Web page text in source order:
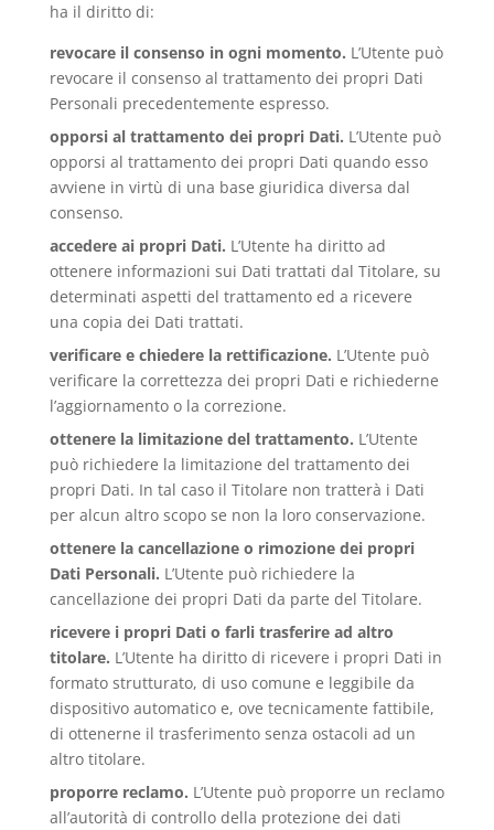
ha il diritto di:
revocare il consenso in ogni momento. L’Utente può
revocare il consenso al trattamento dei propri Dati
Personali precedentemente espresso.
opporsi al trattamento dei propri Dati. L’Utente può
opporsi al trattamento dei propri Dati quando esso
avviene in virtù di una base giuridica diversa dal
consenso.
accedere ai propri Dati. L’Utente ha diritto ad
ottenere informazioni sui Dati trattati dal Titolare, su
determinati aspetti del trattamento ed a ricevere
una copia dei Dati trattati.
verificare e chiedere la rettificazione. L’Utente può
verificare la correttezza dei propri Dati e richiederne
l’aggiornamento o la correzione.
ottenere la limitazione del trattamento. L’Utente
può richiedere la limitazione del trattamento dei
propri Dati. In tal caso il Titolare non tratterà i Dati
per alcun altro scopo se non la loro conservazione.
ottenere la cancellazione o rimozione dei propri
Dati Personali. L’Utente può richiedere la
cancellazione dei propri Dati da parte del Titolare.
ricevere i propri Dati o farli trasferire ad altro
titolare. L’Utente ha diritto di ricevere i propri Dati in
formato strutturato, di uso comune e leggibile da
dispositivo automatico e, ove tecnicamente fattibile,
di ottenerne il trasferimento senza ostacoli ad un
altro titolare.
proporre reclamo. L’Utente può proporre un reclamo
all’autorità di controllo della protezione dei dati